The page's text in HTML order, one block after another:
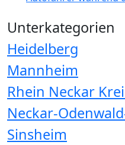
Unterkategorien
Heidelberg
Mannheim
Rhein Neckar
Neckar-
Sinsheim